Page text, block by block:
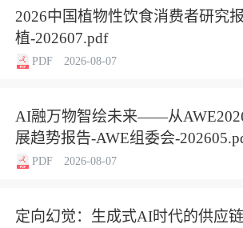
2026中国植物性饮食消费者研究
植-202607.pdf
PDF 2026-08-07
AI融万物智绘未来——从
展趋势报告-AWE组委会-
PDF 2026-08-07
定向幻觉：生成式AI时代的供应